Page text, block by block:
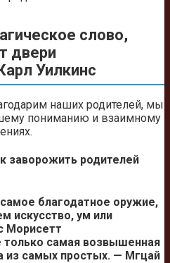
слово,
двери
Уилкинс
наших родителей, мы
пониманию и взаимному
заворожить родителей
благодатное оружие,
искусство, ум или
Морисетт
только самая возвышенная
из самых простых. — Мгцай